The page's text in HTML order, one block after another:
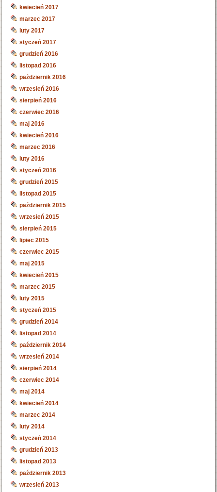
kwiecień 2017
marzec 2017
luty 2017
styczeń 2017
grudzień 2016
listopad 2016
październik 2016
wrzesień 2016
sierpień 2016
czerwiec 2016
maj 2016
kwiecień 2016
marzec 2016
luty 2016
styczeń 2016
grudzień 2015
listopad 2015
październik 2015
wrzesień 2015
sierpień 2015
lipiec 2015
czerwiec 2015
maj 2015
kwiecień 2015
marzec 2015
luty 2015
styczeń 2015
grudzień 2014
listopad 2014
październik 2014
wrzesień 2014
sierpień 2014
czerwiec 2014
maj 2014
kwiecień 2014
marzec 2014
luty 2014
styczeń 2014
grudzień 2013
listopad 2013
październik 2013
wrzesień 2013